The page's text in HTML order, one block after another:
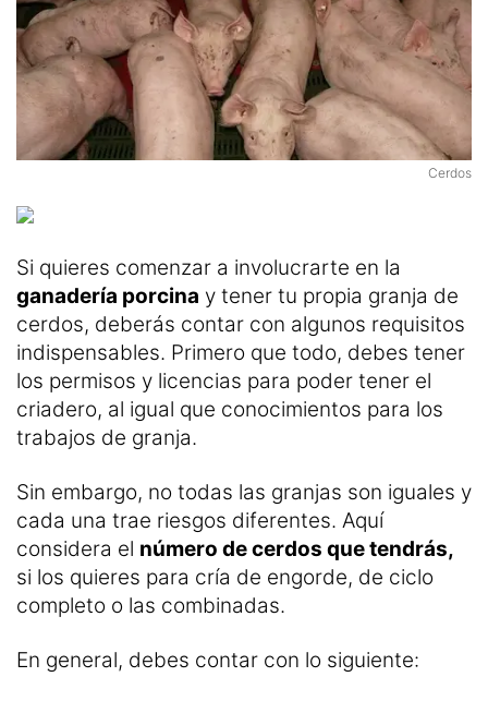
Cerdos
Si quieres comenzar a involucrarte en la
ganadería porcina y tener tu propia granja de
cerdos, deberás contar con algunos requisitos
indispensables. Primero que todo, debes tener
los permisos y licencias para poder tener el
criadero, al igual que conocimientos para los
trabajos de granja.
Sin embargo, no todas las granjas son iguales y
cada una trae riesgos diferentes. Aquí
considera el número de cerdos que tendrás,
si los quieres para cría de engorde, de ciclo
completo o las combinadas.
En general, debes contar con lo siguiente: